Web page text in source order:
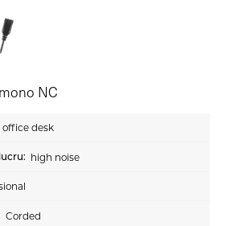
NC
office desk
high noise
Corded